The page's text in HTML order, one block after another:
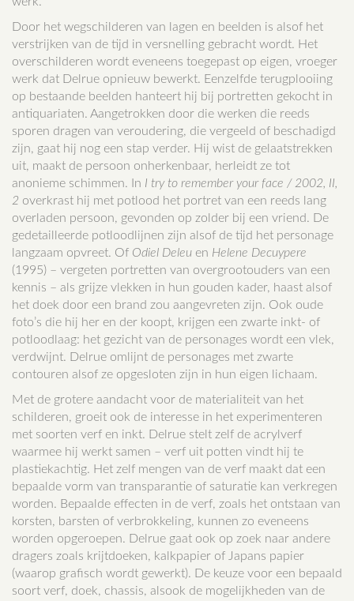
Door het wegschilderen van lagen en beelden is alsof het
verstrijken van de tijd in versnelling gebracht wordt. Het
overschilderen wordt eveneens toegepast op eigen, vroeger
werk dat Delrue opnieuw bewerkt. Eenzelfde terugplooiing
op bestaande beelden hanteert hij bij portretten gekocht in
antiquariaten. Aangetrokken door die werken die reeds
sporen dragen van veroudering, die vergeeld of beschadigd
zijn, gaat hij nog een stap verder. Hij wist de gelaatstrekken
uit, maakt de persoon onherkenbaar, herleidt ze tot
anonieme schimmen. In I try to remember your face / 2002, II,
2 overkrast hij met potlood het portret van een reeds lang
overladen persoon, gevonden op zolder bij een vriend. De
gedetailleerde potloodlijnen zijn alsof de tijd het personage
langzaam opvreet. Of Odiel Deleu en Helene Decuypere
(1995) – vergeten portretten van overgrootouders van een
kennis – als grijze vlekken in hun gouden kader, haast alsof
het doek door een brand zou aangevreten zijn. Ook oude
foto’s die hij her en der koopt, krijgen een zwarte inkt- of
potloodlaag: het gezicht van de personages wordt een vlek,
verdwijnt. Delrue omlijnt de personages met zwarte
contouren alsof ze opgesloten zijn in hun eigen lichaam.
Met de grotere aandacht voor de materialiteit van het
schilderen, groeit ook de interesse in het experimenteren
met soorten verf en inkt. Delrue stelt zelf de acrylverf
waarmee hij werkt samen – verf uit potten vindt hij te
plastiekachtig. Het zelf mengen van de verf maakt dat een
bepaalde vorm van transparantie of saturatie kan verkregen
worden. Bepaalde effecten in de verf, zoals het ontstaan van
korsten, barsten of verbrokkeling, kunnen zo eveneens
worden opgeroepen. Delrue gaat ook op zoek naar andere
dragers zoals krijtdoeken, kalkpapier of Japans papier
(waarop grafisch wordt gewerkt). De keuze voor een bepaald
soort verf, doek, chassis, alsook de mogelijkheden van de